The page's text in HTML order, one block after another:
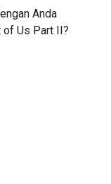
Anda
of Us Part II?